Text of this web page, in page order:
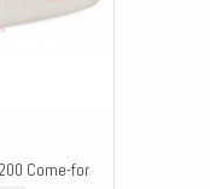
Come-for